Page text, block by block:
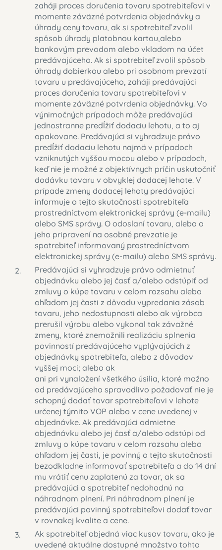
zaháji proces doručenia tovaru spotrebiteľovi v
momente záväzné potvrdenia objednávky a
úhrady ceny tovaru, ak si spotrebiteľ zvolil
spôsob úhrady platobnou kartou,alebo
bankovým prevodom alebo vkladom na účet
predávajúceho. Ak si spotrebiteľ zvolil spôsob
úhrady dobierkou alebo pri osobnom prevzatí
tovaru u predávajúceho, zaháji predávajúci
proces doručenia tovaru spotrebiteľovi v
momente záväzné potvrdenia objednávky. Vo
výnimočných prípadoch môže predávajúci
jednostranne predĺžiť dodaciu lehotu, a to aj
opakovane. Predávajúci si vyhradzuje právo
predĺžiť dodaciu lehotu najmä v prípadoch
vzniknutých vyššou mocou alebo v prípadoch,
keď nie je možné z objektívnych príčin uskutočniť
dodávku tovaru v obvyklej dodacej lehote. V
prípade zmeny dodacej lehoty predávajúci
informuje o tejto skutočnosti spotrebiteľa
prostredníctvom elektronickej správy (e-mailu)
alebo SMS správy. O odoslaní tovaru, alebo o
jeho pripravení na osobné prevzatie je
spotrebiteľ informovaný prostredníctvom
elektronickej správy (e-mailu) alebo SMS správy.
Predávajúci si vyhradzuje právo odmietnuť
objednávku alebo jej časť a/alebo odstúpiť od
zmluvy o kúpe tovaru v celom rozsahu alebo
ohľadom jej časti z dôvodu vypredania zásob
tovaru, jeho nedostupnosti alebo ak výrobca
prerušil výrobu alebo vykonal tak závažné
zmeny, ktoré znemožnili realizáciu splnenia
povinností predávajúceho vyplývajúcich z
objednávky spotrebiteľa, alebo z dôvodov
vyššej moci; alebo ak
ani pri vynaložení všetkého úsilia, ktoré možno
od predávajúceho spravodlivo požadovať nie je
schopný dodať tovar spotrebiteľovi v lehote
určenej týmito VOP alebo v cene uvedenej v
objednávke. Ak predávajúci odmietne
objednávku alebo jej časť a/alebo odstúpi od
zmluvy o kúpe tovaru v celom rozsahu alebo
ohľadom jej časti, je povinný o tejto skutočnosti
bezodkladne informovať spotrebiteľa a do 14 dní
mu vrátiť cenu zaplatenú za tovar, ak sa
predávajúci a spotrebiteľ nedohodnú na
náhradnom plnení. Pri náhradnom plnení je
predávajúci povinný spotrebiteľovi dodať tovar
v rovnakej kvalite a cene.
Ak spotrebiteľ objedná viac kusov tovaru, ako je
uvedené aktuálne dostupné množstvo tohto